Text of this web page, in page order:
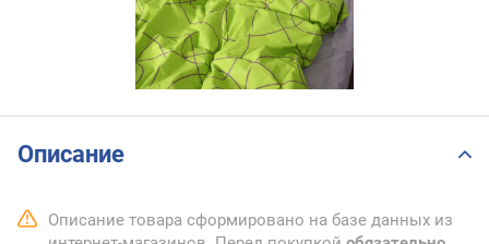
Описание
Описание товара сформировано на базе данных из